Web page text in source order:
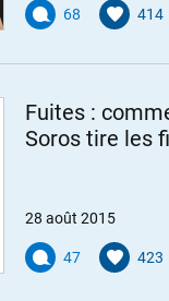
68 414
Fuites :
Soros tire les
28 août 2015
47 423